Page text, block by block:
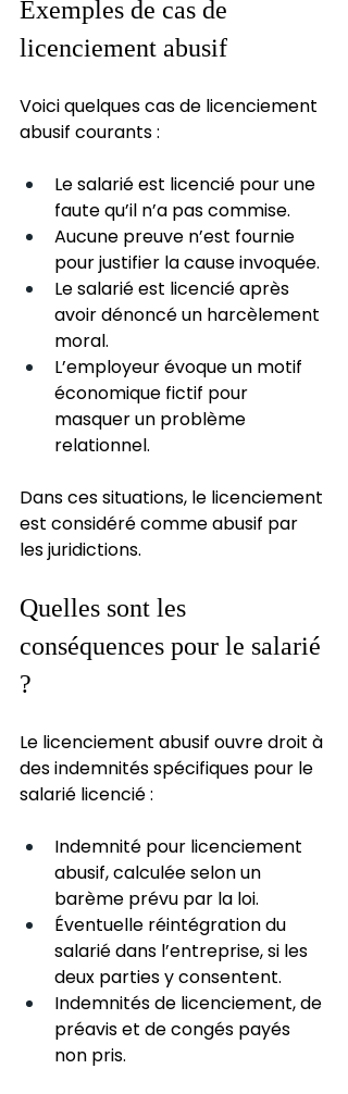
Exemples de cas de
licenciement abusif
Voici quelques cas de licenciement
abusif courants :
Le salarié est licencié pour une
faute qu’il n’a pas commise.
Aucune preuve n’est fournie
pour justifier la cause invoquée.
Le salarié est licencié après
avoir dénoncé un harcèlement
moral.
L’employeur évoque un motif
économique fictif pour
masquer un problème
relationnel.
Dans ces situations, le licenciement
est considéré comme abusif par
les juridictions.
Quelles sont les
conséquences pour le salarié
?
Le licenciement abusif ouvre droit à
des indemnités spécifiques pour le
salarié licencié :
Indemnité pour licenciement
abusif, calculée selon un
barème prévu par la loi.
Éventuelle réintégration du
salarié dans l’entreprise, si les
deux parties y consentent.
Indemnités de licenciement, de
préavis et de congés payés
non pris.